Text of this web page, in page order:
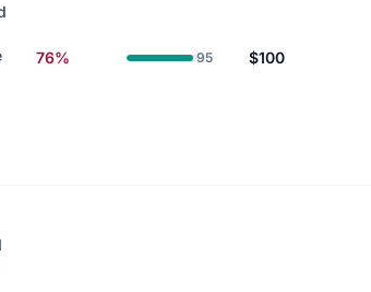
76% 95 $100